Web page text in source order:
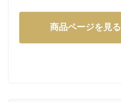
商品ページを見る